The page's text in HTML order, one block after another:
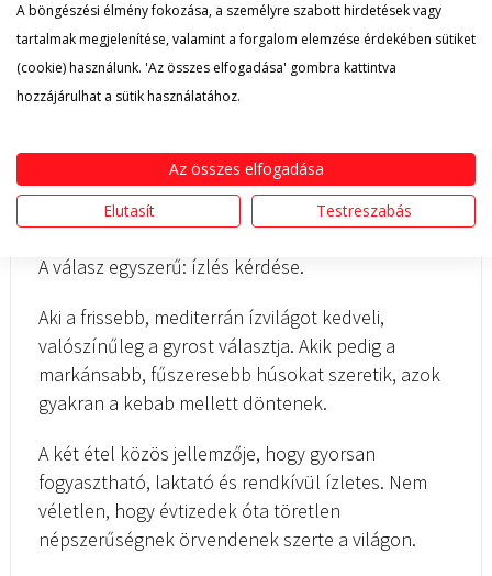
A görög gyrosban gyakran található
hasábburgonya közvetlenül a pitában.
A kebab esetében ez ritkább, helyette többféle
Akkor melyik a jobb?
A válasz egyszerű: ízlés kérdése.
Aki a frissebb, mediterrán ízvilágot kedveli,
valószínűleg a gyrost választja. Akik pedig a
markánsabb, fűszeresebb húsokat szeretik, azok
gyakran a kebab mellett döntenek.
A két étel közös jellemzője, hogy gyorsan
fogyasztható, laktató és rendkívül ízletes. Nem
véletlen, hogy évtizedek óta töretlen
népszerűségnek örvendenek szerte a világon.
A böngészési élmény fokozása, a személyre szabott hirdetések vagy
tartalmak megjelenítése, valamint a forgalom elemzése érdekében sütiket
(cookie) használunk. 'Az összes elfogadása' gombra kattintva
hozzájárulhat a sütik használatához.
Az összes elfogadása
Elutasít
Testreszabás